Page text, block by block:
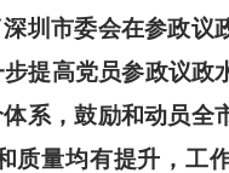
市委会在参政议
提高党员参政议政
系，鼓励和动员全
质量均有提升，工